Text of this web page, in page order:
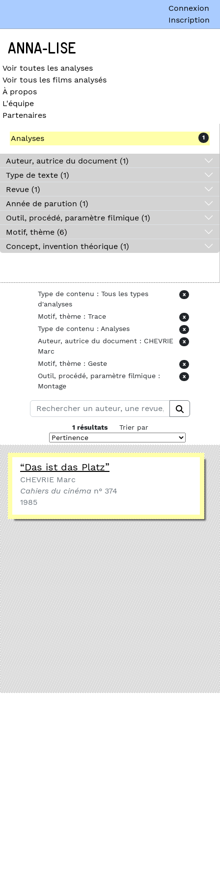
ANNA-LISE
Voir toutes les analyses
Voir tous les films analysés
À propos
L'équipe
Partenaires
Connexion
Inscription
Analyses 1
Auteur, autrice du document (1)
Type de texte (1)
Revue (1)
Année de parution (1)
Outil, procédé, paramètre filmique (1)
Motif, thème (6)
Concept, invention théorique (1)
Type de contenu : Tous les types
d'analyses
x
Motif, thème : Trace x
Type de contenu : Analyses x
Auteur, autrice du document : CHEVRIE
Marc
x
Motif, thème : Geste x
Outil, procédé, paramètre filmique :
Montage
x
1 résultats Trier par
“Das ist das Platz”
CHEVRIE Marc
Cahiers du cinéma n° 374
1985